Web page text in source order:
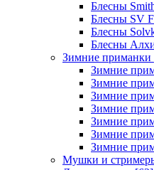
Блесны
Блесны SV
Блесны
Блесны
Зимние приманки
Зимние
Зимние
Зимние
Зимние
Зимние
Зимние
Зимние
Мушки и